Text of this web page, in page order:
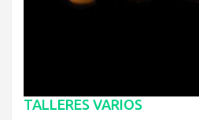
TALLERES VARIOS